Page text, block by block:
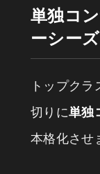
単独コ
ーシー
トップク
切りに単独
本格化させ